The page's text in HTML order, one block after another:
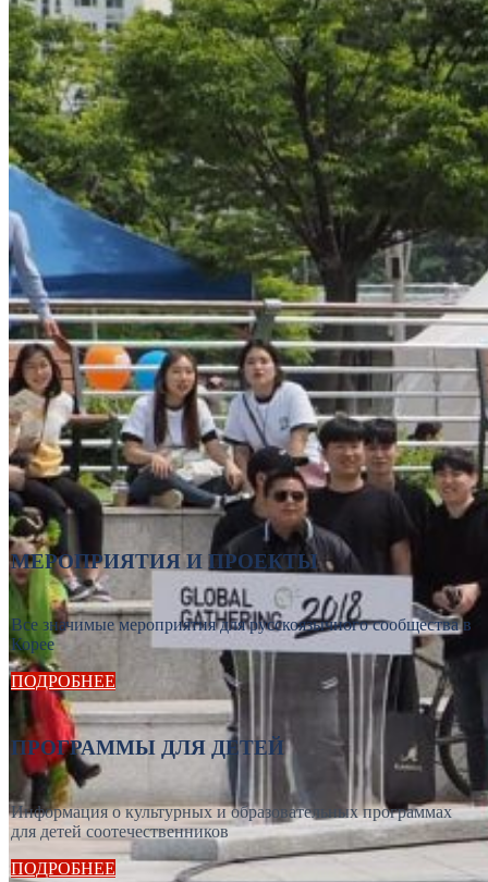
МЕРОПРИЯТИЯ И ПРОЕКТЫ
Все значимые мероприятия для русскоязычного сообщества в
Корее
ПОДРОБНЕЕ
ПРОГРАММЫ ДЛЯ ДЕТЕЙ
Информация о культурных и образовательных программах
для детей соотечественников
ПОДРОБНЕЕ